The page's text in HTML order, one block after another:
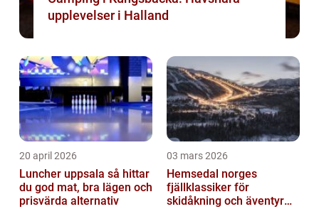
upplevelser i Halland
20 april 2026
Luncher uppsala så hittar
du god mat, bra lägen och
prisvärda alternativ
03 mars 2026
Hemsedal norges
fjällklassiker för
skidåkning och äventyr